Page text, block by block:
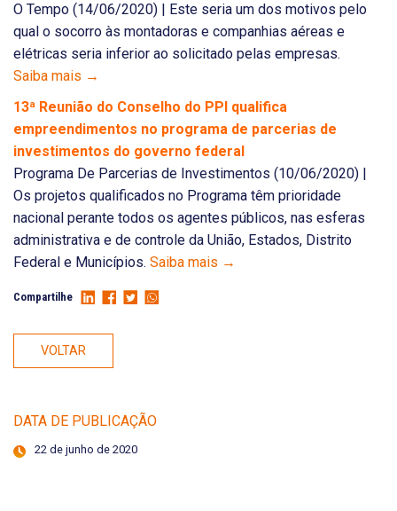
O Tempo (14/06/2020) | Este seria um dos motivos pelo
qual o socorro às montadoras e companhias aéreas e
elétricas seria inferior ao solicitado pelas empresas.
Saiba mais →
13ª Reunião do Conselho do PPI qualifica
empreendimentos no programa de parcerias de
investimentos do governo federal
Programa De Parcerias de Investimentos (10/06/2020) |
Os projetos qualificados no Programa têm prioridade
nacional perante todos os agentes públicos, nas esferas
administrativa e de controle da União, Estados, Distrito
Federal e Municípios. Saiba mais →
Compartilhe
VOLTAR
DATA DE PUBLICAÇÃO
22 de junho de 2020